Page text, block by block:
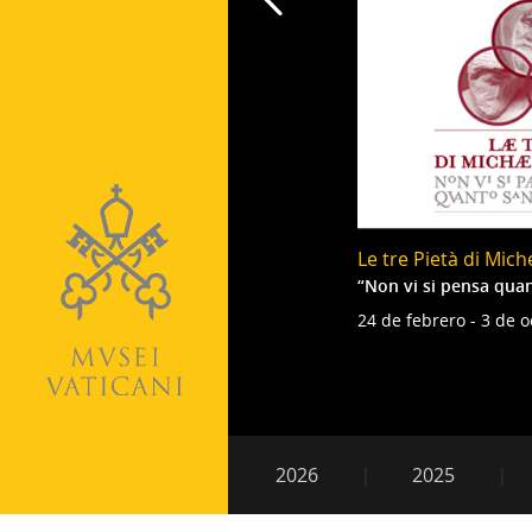
Le tre Pietà di
“Non vi si pensa
24 de febrero - 3 de
secundaria
2026 2025